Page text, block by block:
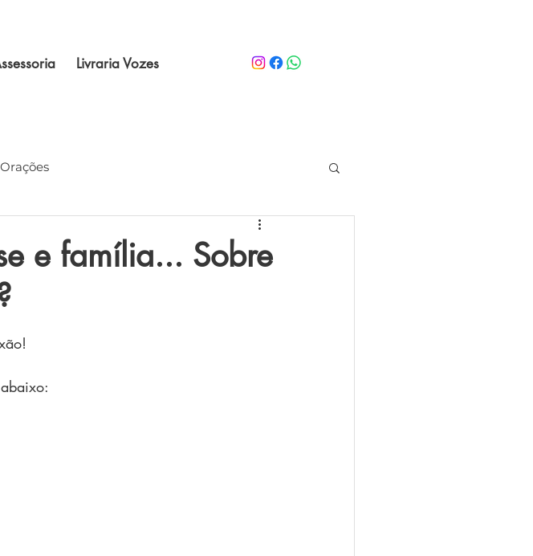
Livraria Vozes
Orações
e família... Sobre